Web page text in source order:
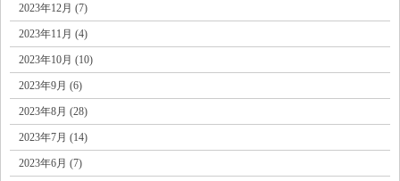
2023年12月 (7)
2023年11月 (4)
2023年10月 (10)
2023年9月 (6)
2023年8月 (28)
2023年7月 (14)
2023年6月 (7)